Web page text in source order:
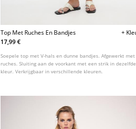
Top Met Ruches En Bandjes
+
17,99 €
Soepele top met V-hals en dunne bandjes. Afgewerkt met
ruches. Sluiting aan de voorkant met een strik in dezelfde
kleur. Verkrijgbaar in verschillende kleuren.